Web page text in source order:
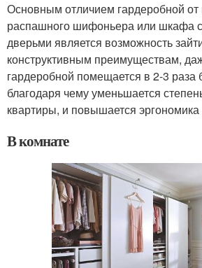
Основным отличием гардеробной от
распашного шифоньера или шкафа
дверьми является возможность
конструктивным преимуществам,
гардеробной помещается в 2-3
благодаря чему уменьшается
квартиры, и повышается
В комнате